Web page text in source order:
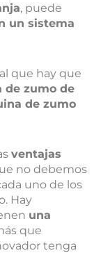
, puede
un sistema
que hay que
de zumo de
de zumo
ventajas
no debemos
uno de los
Hay
una
que
tenga